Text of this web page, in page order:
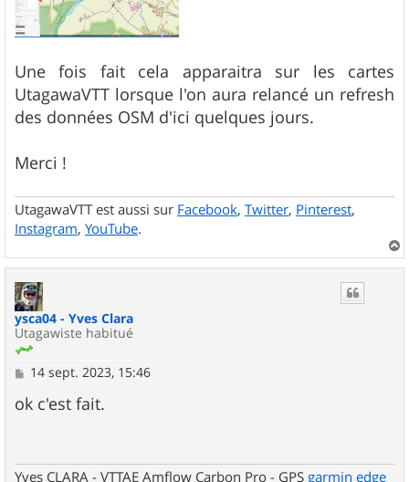
Une fois fait cela apparaitra sur les cartes
UtagawaVTT lorsque l'on aura relancé un refresh
des données OSM d'ici quelques jours.
Merci !
UtagawaVTT est aussi sur Facebook, Twitter, Pinterest,
Instagram, YouTube.
a
ysca04 - Yves Clara
Utagawiste habitué
M
s
s
14 sept. 2023, 15:46
ok c'est fait.
Yves CLARA - VTTAE Amflow Carbon Pro - GPS garmin edge